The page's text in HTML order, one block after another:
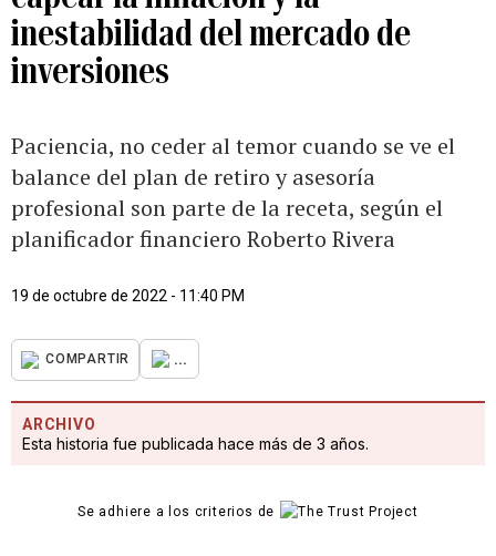
inestabilidad del mercado de
inversiones
Paciencia, no ceder al temor cuando se ve el
balance del plan de retiro y asesoría
profesional son parte de la receta, según el
planificador financiero Roberto Rivera
19 de octubre de 2022 - 11:40 PM
COMPARTIR ...
ARCHIVO
Esta historia fue publicada hace más de 3 años.
Se adhiere a los criterios de